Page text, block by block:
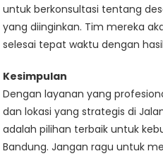
untuk berkonsultasi tentang
yang diinginkan. Tim mereka
selesai tepat waktu dengan
Kesimpulan
Dengan layanan yang
dan lokasi yang strategis di
adalah pilihan terbaik untuk
Bandung. Jangan ragu untuk